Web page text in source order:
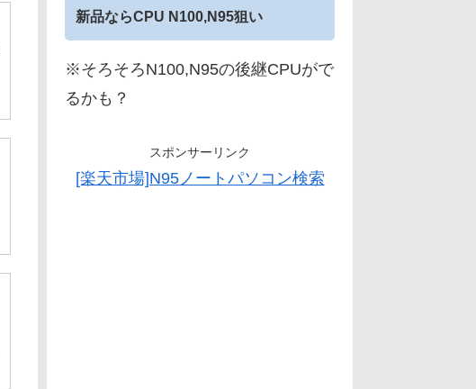
新品ならCPU N100,N95狙い
※そろそろN100,N95の後継CPUがで
るかも？
スポンサーリンク
[楽天市場]N95ノートパソコン検索